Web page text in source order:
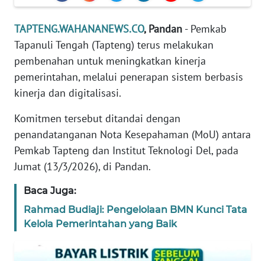
TAPTENG.WAHANANEWS.CO, Pandan - Pemkab
Tapanuli Tengah (Tapteng) terus melakukan
pembenahan untuk meningkatkan kinerja
pemerintahan, melalui penerapan sistem berbasis
kinerja dan digitalisasi.
Komitmen tersebut ditandai dengan
penandatanganan Nota Kesepahaman (MoU) antara
Pemkab Tapteng dan Institut Teknologi Del, pada
Jumat (13/3/2026), di Pandan.
Baca Juga:
Rahmad Budiaji: Pengelolaan BMN Kunci Tata
Kelola Pemerintahan yang Baik
REDAKSI
KARIR
DISCLAIMER
News
WN
SUMUT
JAKARTA
WN